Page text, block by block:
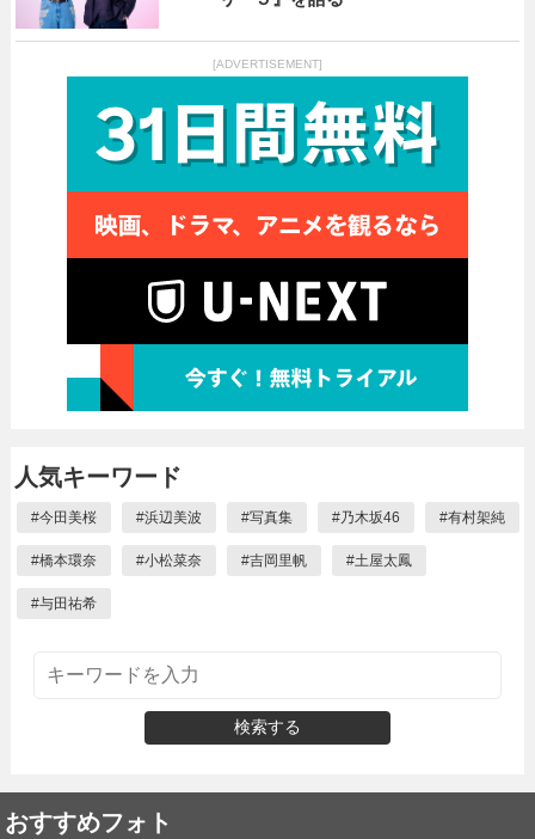
[ADVERTISEMENT]
人気キーワード
#今田美桜 #浜辺美波 #写真集 #乃木坂46 #有村架純
#橋本環奈 #小松菜奈 #吉岡里帆 #土屋太鳳
#与田祐希
検索する
おすすめフォト